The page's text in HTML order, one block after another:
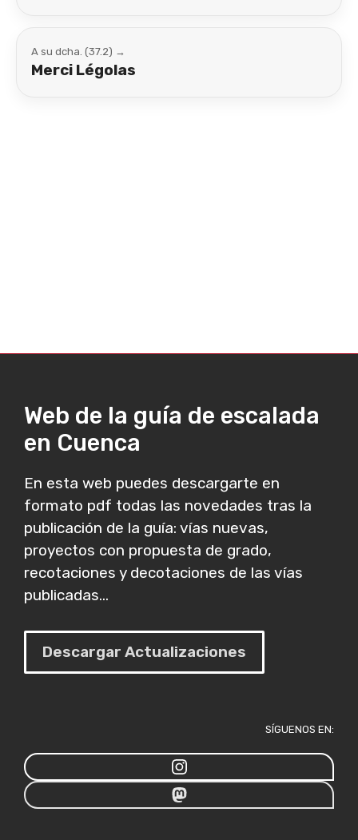
A su dcha. (37.2) →
Merci Légolas
Web de la guía de escalada
en Cuenca
En esta web puedes descargarte en
formato pdf todas las novedades tras la
publicación de la guía: vías nuevas,
proyectos con propuesta de grado,
recotaciones y decotaciones de las vías
publicadas...
Descargar Actualizaciones
SÍGUENOS EN: